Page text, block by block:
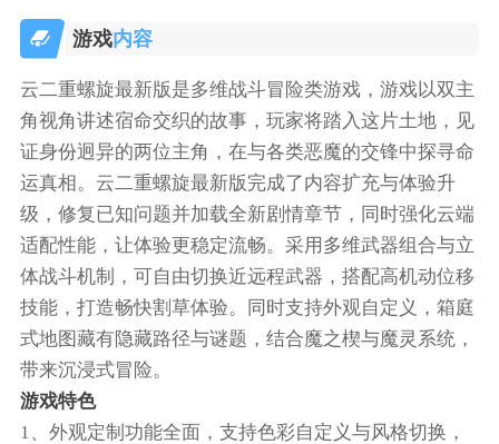
游戏内容
云二重螺旋最新版是多维战斗冒险类游戏，游戏以双主
角视角讲述宿命交织的故事，玩家将踏入这片土地，见
证身份迥异的两位主角，在与各类恶魔的交锋中探寻命
运真相。云二重螺旋最新版完成了内容扩充与体验升
级，修复已知问题并加载全新剧情章节，同时强化云端
适配性能，让体验更稳定流畅。采用多维武器组合与立
体战斗机制，可自由切换近远程武器，搭配高机动位移
技能，打造畅快割草体验。同时支持外观自定义，箱庭
式地图藏有隐藏路径与谜题，结合魔之楔与魔灵系统，
带来沉浸式冒险。
游戏特色
1、外观定制功能全面，支持色彩自定义与风格切换，